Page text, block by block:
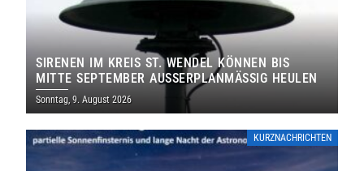
SIRENEN IM KREIS ST. WENDEL KÖNNEN BIS
MITTE SEPTEMBER AUSSERPLANMÄSSIG HEULEN
Sonntag, 9. August 2026
KURZNACHRICHTEN